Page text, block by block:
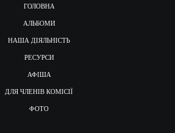
ГОЛОВНА
АЛЬБОМИ
НАША ДІЯЛЬНІСТЬ
РЕСУРСИ
АФІША
ДЛЯ ЧЛЕНІВ КОМІСІЇ
ФОТО